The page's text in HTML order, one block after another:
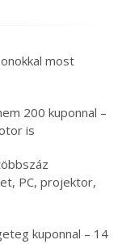
most
200 kuponnal –
is
PC, projektor,
kuponnal – 14